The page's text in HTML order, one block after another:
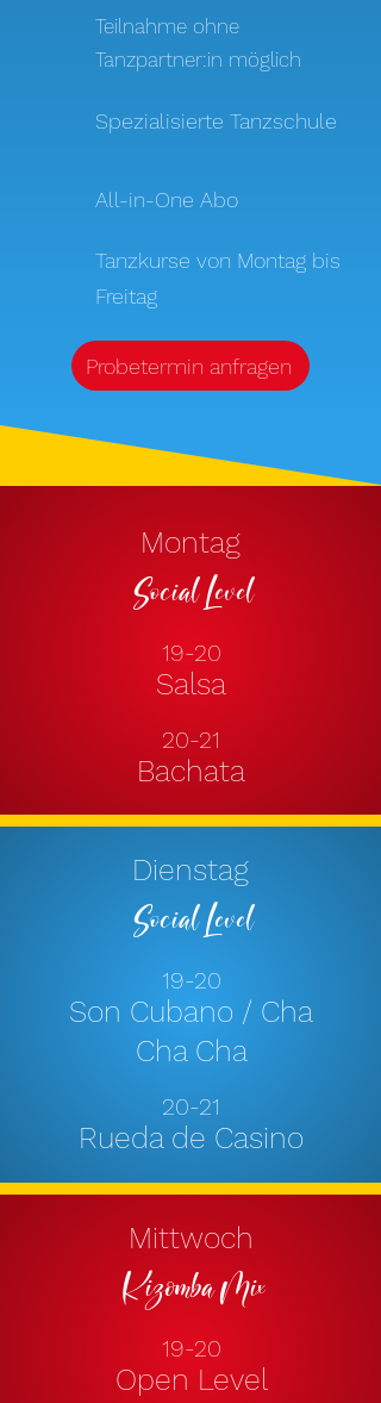
Teilnahme ohne
Tanzpartner:in möglich
Spezialisierte Tanzschule
All-in-One Abo
Tanzkurse von Montag bis
Freitag
Probetermin anfragen
Montag
Social Level
19-20
Salsa
20-21
Bachata
Dienstag
Social Level
19-20
Son Cubano / Cha
Cha Cha
20-21
Rueda de Casino
Mittwoch
Kizomba Mix
19-20
Open Level